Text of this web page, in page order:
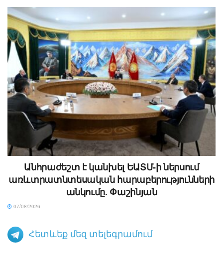
Անհրաժեշտ է կանխել ԵԱՏՄ-ի ներսում
առևտրատնտեսական հարաբերությունների
անկումը. Փաշինյան
07/08/2026
Հետևեք մեզ տելեգրամում